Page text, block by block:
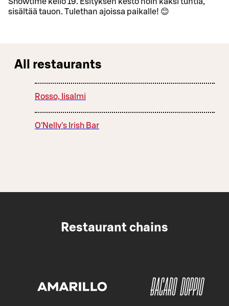
sisältää tauon. Tulethan ajoissa paikalle! 😊
All restaurants
Rosso, Iisalmi
O'Nelly's Irish Bar
Restaurant chains